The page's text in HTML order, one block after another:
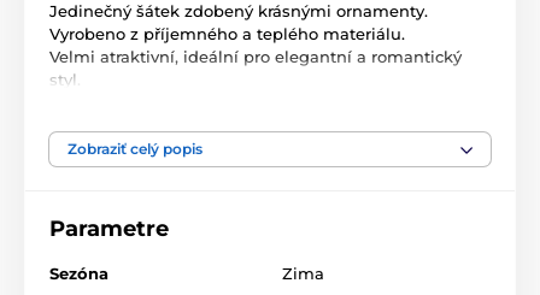
Jedinečný šátek zdobený krásnými ornamenty.
Vyrobeno z příjemného a teplého materiálu.
Velmi atraktivní, ideální pro elegantní a romantický
styl.
Složení: 100% akryl
Zobraziť celý popis
Parametre
Sezóna Zima